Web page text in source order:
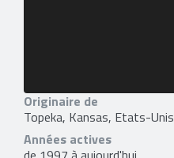
Originaire de
Topeka, Kansas, Etats-Unis
Années actives